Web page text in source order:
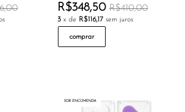
R$348,50 R$410,00
3 x de R$116,17 sem juros
comprar
SOB ENCOMENDA